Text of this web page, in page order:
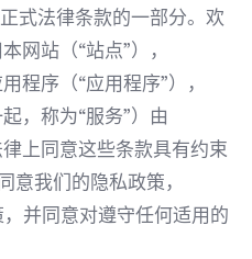
式法律条款的一部分。欢
网站（“站点”），
程序（“应用程序”），
，称为“服务”）由
上同意这些条款具有约束
意我们的隐私政策，
并同意对遵守任何适用的